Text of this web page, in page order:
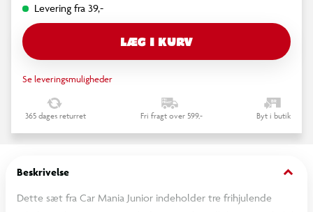
Levering fra 39,-
LÆG I KURV
Se leveringsmuligheder
365 dages returret Fri fragt over 599,- Byt i butik
Beskrivelse keyboard_arrow_down
Dette sæt fra Car Mania Junior indeholder tre frihjulende